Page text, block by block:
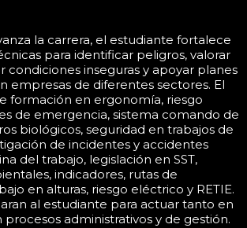
la carrera, el estudiante fortalece
para identificar peligros, valorar
condiciones inseguras y apoyar planes
empresas de diferentes sectores. El
formación en ergonomía, riesgo
de emergencia, sistema comando de
biológicos, seguridad en trabajos de
de incidentes y accidentes
del trabajo, legislación en SST,
indicadores, rutas de
en alturas, riesgo eléctrico y RETIE.
al estudiante para actuar tanto en
administrativos y de gestión.